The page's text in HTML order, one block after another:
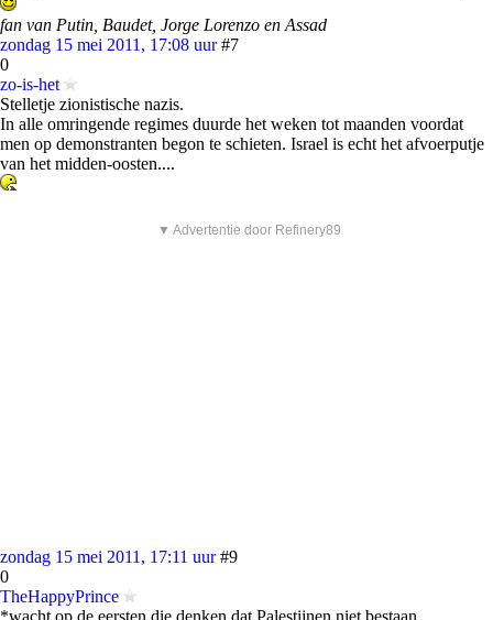
fan van Putin, Baudet, Jorge Lorenzo en Assad
zondag 15 mei 2011, 17:08 uur #7
0
zo-is-het
Stelletje zionistische nazis.
In alle omringende regimes duurde het weken tot maanden voordat
men op demonstranten begon te schieten. Israel is echt het afvoerputje
van het midden-oosten....
▼ Advertentie door Refinery89
zondag 15 mei 2011, 17:11 uur #9
0
TheHappyPrince
*wacht op de eersten die denken dat Palestijnen niet bestaan.